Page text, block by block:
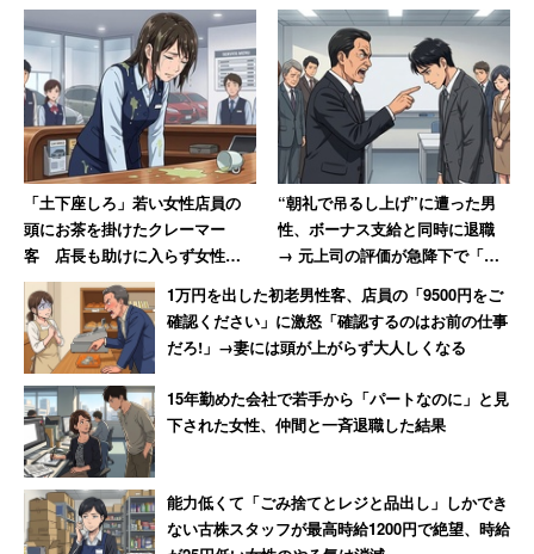
「土下座しろ」若い女性店員の
頭にお茶を掛けたクレーマー
客 店長も助けに入らず女性は
「もうこんな会社辞めてやる」
“朝礼で吊るし上げ”に遭った男
性、ボーナス支給と同時に退職
→ 元上司の評価が急降下で「ザ
マアミロと思いました」
1万円を出した初老男性客、店員の「9500円をご
確認ください」に激怒「確認するのはお前の仕事
だろ!」→妻には頭が上がらず大人しくなる
15年勤めた会社で若手から「パートなのに」と見
下された女性、仲間と一斉退職した結果
能力低くて「ごみ捨てとレジと品出し」しかでき
ない古株スタッフが最高時給1200円で絶望、時給